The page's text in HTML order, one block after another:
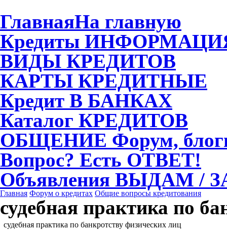
ГлавнаяНа главную
Кредиты
ВИДЫ КРЕДИТОВ
КАРТЫ КРЕДИТНЫЕ
Кредит В БАНКАХ
Каталог КРЕДИТОВ
ОБЩЕНИЕ Форум,
Вопрос? Есть ОТВЕТ!
Объявления ВЫДАМ /
Главная Форум о кредитах Общие вопросы кредитования
судебная практика по
судебная практика по банкротству физических лиц